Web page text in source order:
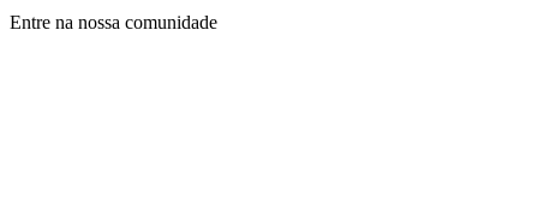
Entre na nossa comunidade